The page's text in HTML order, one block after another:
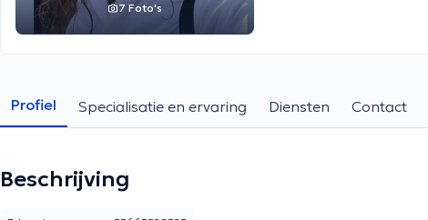
7 Foto's
Profiel Specialisatie en ervaring Diensten Contact
Beschrijving